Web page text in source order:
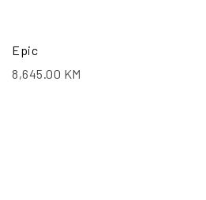
Epic
8,645.00 KM